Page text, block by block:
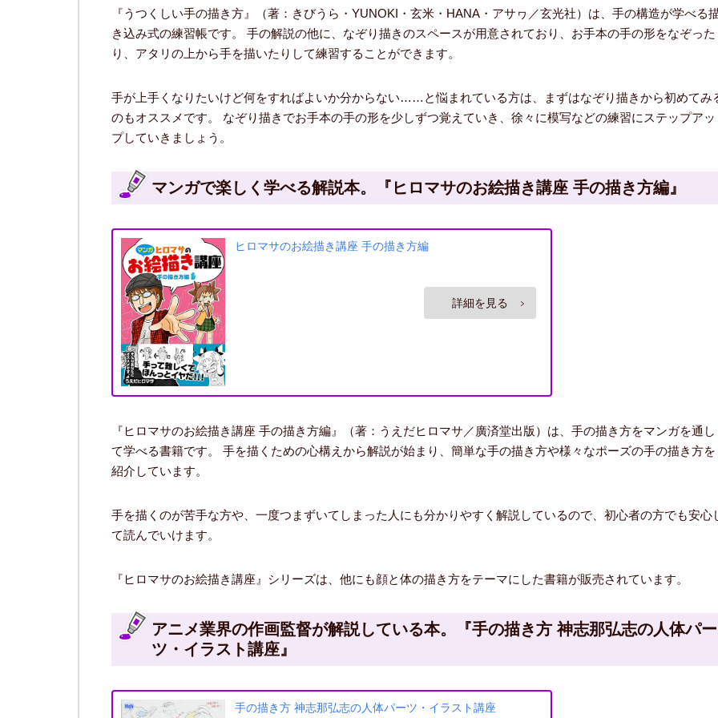
『うつくしい手の描き方』（著：きびうら・YUNOKI・玄米・HANA・アサヮ／玄光社）は、手の構造が学べる
き込み式の練習帳です。 手の解説の他に、なぞり描きのスペースが用意されており、お手本の手の形をなぞった
り、アタリの上から手を描いたりして練習することができます。
手が上手くなりたいけど何をすればよいか分からない……と悩まれている方は、まずはなぞり描きから初めてみ
のもオススメです。 なぞり描きでお手本の手の形を少しずつ覚えていき、徐々に模写などの練習にステップアッ
プしていきましょう。
マンガで楽しく学べる解説本。『ヒロマサのお絵描き講座 手の描き方編』
ヒロマサのお絵描き講座 手の描き方編
『ヒロマサのお絵描き講座 手の描き方編』（著：うえだヒロマサ／廣済堂出版）は、手の描き方をマンガを通し
て学べる書籍です。 手を描くための心構えから解説が始まり、簡単な手の描き方や様々なポーズの手の描き方を
紹介しています。
手を描くのが苦手な方や、一度つまずいてしまった人にも分かりやすく解説しているので、初心者の方でも安心
て読んでいけます。
『ヒロマサのお絵描き講座』シリーズは、他にも顔と体の描き方をテーマにした書籍が販売されています。
アニメ業界の作画監督が解説している本。『手の描き方 神志那弘志の人体パー
ツ・イラスト講座』
手の描き方 神志那弘志の人体パーツ・イラスト講座